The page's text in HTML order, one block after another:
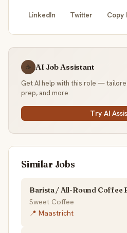
LinkedIn Twitter Copy
☕ AI Job Assistant
Get AI help with this role —
prep, and more.
Try AI
Similar Jobs
Barista / All-Round Coffee
Sweet Coffee
📍 Maastricht